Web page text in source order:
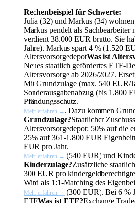
Rechenbeispiel für Schwerte:
Julia (32) und Markus (34)
Markus pendelt als Sachbearbeiter
verdient 38.000 EUR brutto. Sie
Jahre). Markus spart 4 % (1.520
AltersvorsorgedepotWas ist
Neues staatlich gefördertes ETF-
Altersvorsorge ab 2026/2027.
Mit Grundzulage (max. 540 EUR/
Sonderausgabenabzug (bis 1.800
Pfändungsschutz.
Mehr erfahren → . Dazu kommen
Grundzulage?Staatlicher
Altersvorsorgedepot: 50% auf die
25% auf 361-1.800 EUR
EUR pro Jahr.
Mehr erfahren → (540 EUR) und
Kinderzulage?Zusätzliche
300 EUR pro
Wird als 1:1-Matching des
Mehr erfahren → (300 EUR). Bei 6 %
ETFWas ist ETF?Exchange